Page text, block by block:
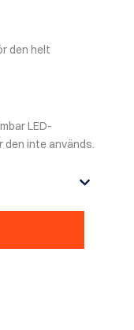
den helt
LED-
den inte används.